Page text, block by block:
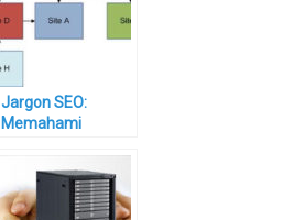
Jargon SEO:
Memahami